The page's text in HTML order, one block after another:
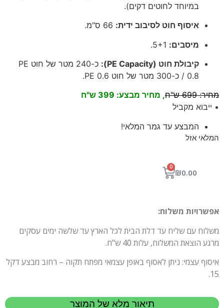
במיוחד לחוטים דקים).
איסוף חוט לסיבוב ידית:
מיסבים:
קיבולת חוט (PE Capacity):
כ-240 מטר של חוט PE
0.8 / כ-300 מטר של חוט PE 0.6.
מחיר:699 ש"ח
, מחיר מבצע: 399 ש"ח
• ייבוא מקביל
המבצע עד גמר המלאי!
המלאי אזל
₪0.00
0
אפשרויות משלוח:
משלוח עם שליח עד דלת הבית לכל הארץ עד שלשה ימים עסקים
מרגע הוצאת המשלוח, עלות 40 ש"ח.
איסוף עצמי: ניתן לאסוף באופן עצמאי מפתח תקוה – רחוב מבצע דקל
15.
תיאור מלא של המוצר